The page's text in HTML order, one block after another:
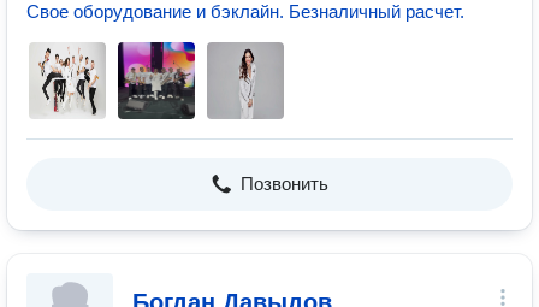
Свое оборудование и бэклайн. Безналичный расчет.
Позвонить